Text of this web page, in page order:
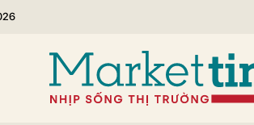
bình luận